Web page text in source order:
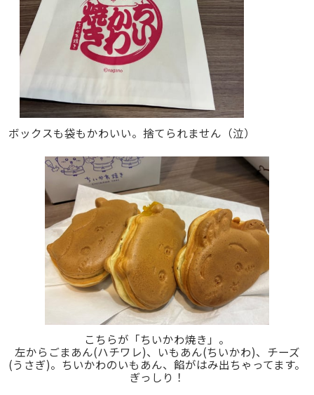
ボックスも袋もかわいい。捨てられません（泣）
こちらが「ちいかわ焼き」。
左からごまあん(ハチワレ)、いもあん(ちいかわ)、チーズ
(うさぎ)。ちいかわのいもあん、餡がはみ出ちゃってます。
ぎっしり！